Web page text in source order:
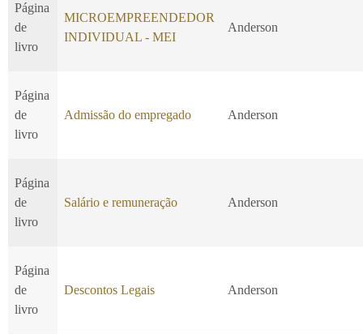
Página
de
livro
MICROEMPREENDEDOR
INDIVIDUAL - MEI
Anderson
Página
de
livro
Admissão do empregado Anderson
Página
de
livro
Salário e remuneração Anderson
Página
de
livro
Descontos Legais Anderson